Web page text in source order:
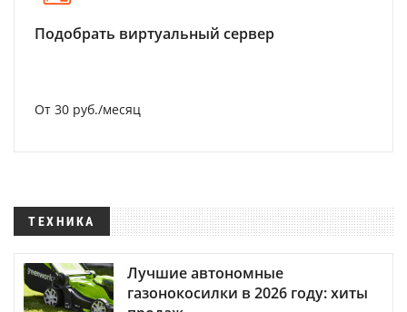
Подобрать виртуальный сервер
От 30 руб./месяц
ТЕХНИКА
Лучшие автономные
газонокосилки в 2026 году: хиты